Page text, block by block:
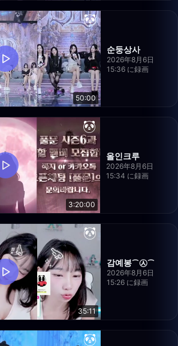
50:00
순둥상사
2026年8月6日
15:36 に録画
3:20:00
올인크루
2026年8月6日
15:34 に録画
35:11
감예봉⁀㉦⁀
2026年8月6日
15:26 に録画